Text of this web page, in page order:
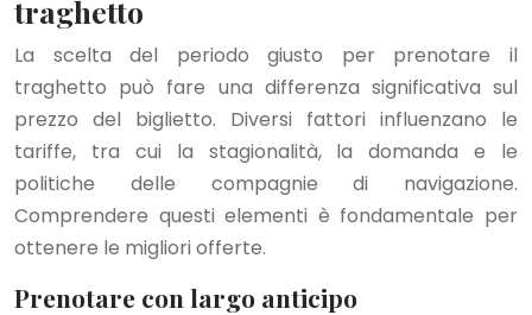
traghetto
La scelta del periodo giusto per prenotare il
traghetto può fare una differenza significativa sul
prezzo del biglietto. Diversi fattori influenzano le
tariffe, tra cui la stagionalità, la domanda e le
politiche delle compagnie di navigazione.
Comprendere questi elementi è fondamentale per
ottenere le migliori offerte.
Prenotare con largo anticipo